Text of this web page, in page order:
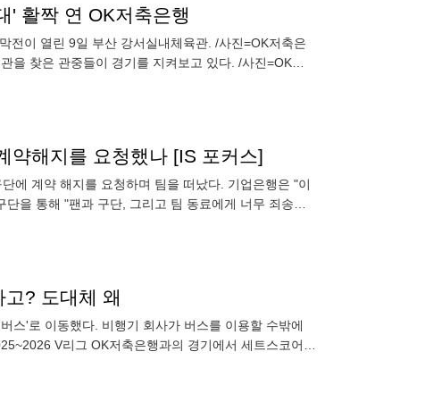
' 활짝 연 OK저축은행
전이 열린 9일 부산 강서실내체육관. /사진=OK저축은
을 찾은 관중들이 경기를 지켜보고 있다. /사진=OK저
약해지를 요청했나 [IS 포커스]
에 계약 해지를 요청하며 팀을 떠났다. 기업은행은 "이
을 통해 "팬과 구단, 그리고 팀 동료에게 너무 죄송한
? 도대체 왜
스'로 이동했다. 비행기 회사가 버스를 이용할 수밖에
V리그 OK저축은행과의 경기에서 세트스코어 3